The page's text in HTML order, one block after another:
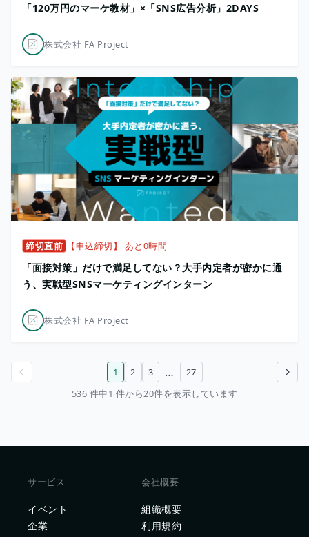
「120万円のマーケ教材」×「SNS広告分析」2DAYS
株式会社 FA Project
締切直前 【申込締切】 あと0時間
「面接対策」だけで満足してない？大手内定者が密かに通
う、実戦型SNSマーケティングインターン
株式会社 FA Project
次のページ
1 2 3 …
27
536 件中1 件から20件を表示しています
サービス
イベント
企業
会社概要
組織概要
利用規約